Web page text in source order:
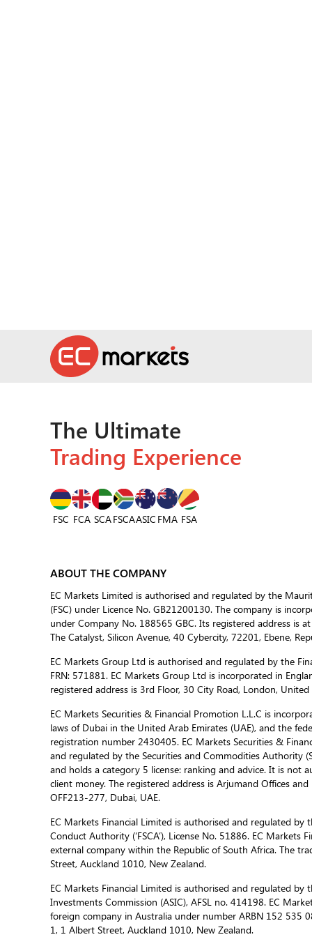
The Ultimate
Trading Experience
FSC FCA SCAFSCAASIC FMA FSA
ABOUT THE COMPANY
EC Markets Limited is authorised and regulated by the
(FSC) under Licence No. GB21200130. The company is
under Company No. 188565 GBC. Its registered address is
The Catalyst, Silicon Avenue, 40 Cybercity, 72201, Ebene,
EC Markets Group Ltd is authorised and regulated by the
FRN: 571881. EC Markets Group Ltd is incorporated in
registered address is 3rd Floor, 30 City Road, London, United
EC Markets Securities & Financial Promotion L.L.C is
laws of Dubai in the United Arab Emirates (UAE), and the
registration number 2430405. EC Markets Securities &
and regulated by the Securities and Commodities Authority
and holds a category 5 license: ranking and advice. It is not
client money. The registered address is Arjumand Offices
OFF213-277, Dubai, UAE.
EC Markets Financial Limited is authorised and regulated by
Conduct Authority (‘FSCA’), License No. 51886. EC Markets
external company within the Republic of South Africa. The
Street, Auckland 1010, New Zealand.
EC Markets Financial Limited is authorised and regulated by
Investments Commission (ASIC), AFSL no. 414198. EC
foreign company in Australia under number ARBN 152 535
1, 1 Albert Street, Auckland 1010, New Zealand.